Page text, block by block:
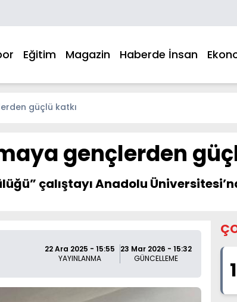
Eğitim Magazin Haberde İnsan
güçlü katkı
gençlerden
çalıştayı Anadolu
22 Ara 2025 - 15:55
YAYINLANMA
23 Mar 2026 - 15:32
GÜNCELLEME
1